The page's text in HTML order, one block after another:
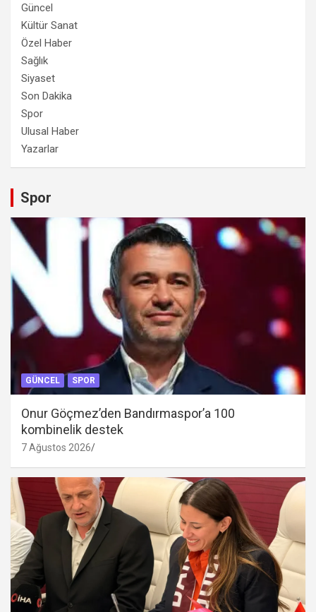
Güncel
Kültür Sanat
Özel Haber
Sağlık
Siyaset
Son Dakika
Spor
Ulusal Haber
Yazarlar
Spor
GÜNCEL SPOR
Onur Göçmez’den Bandırmaspor’a 100
kombinelik destek
7 Ağustos 2026